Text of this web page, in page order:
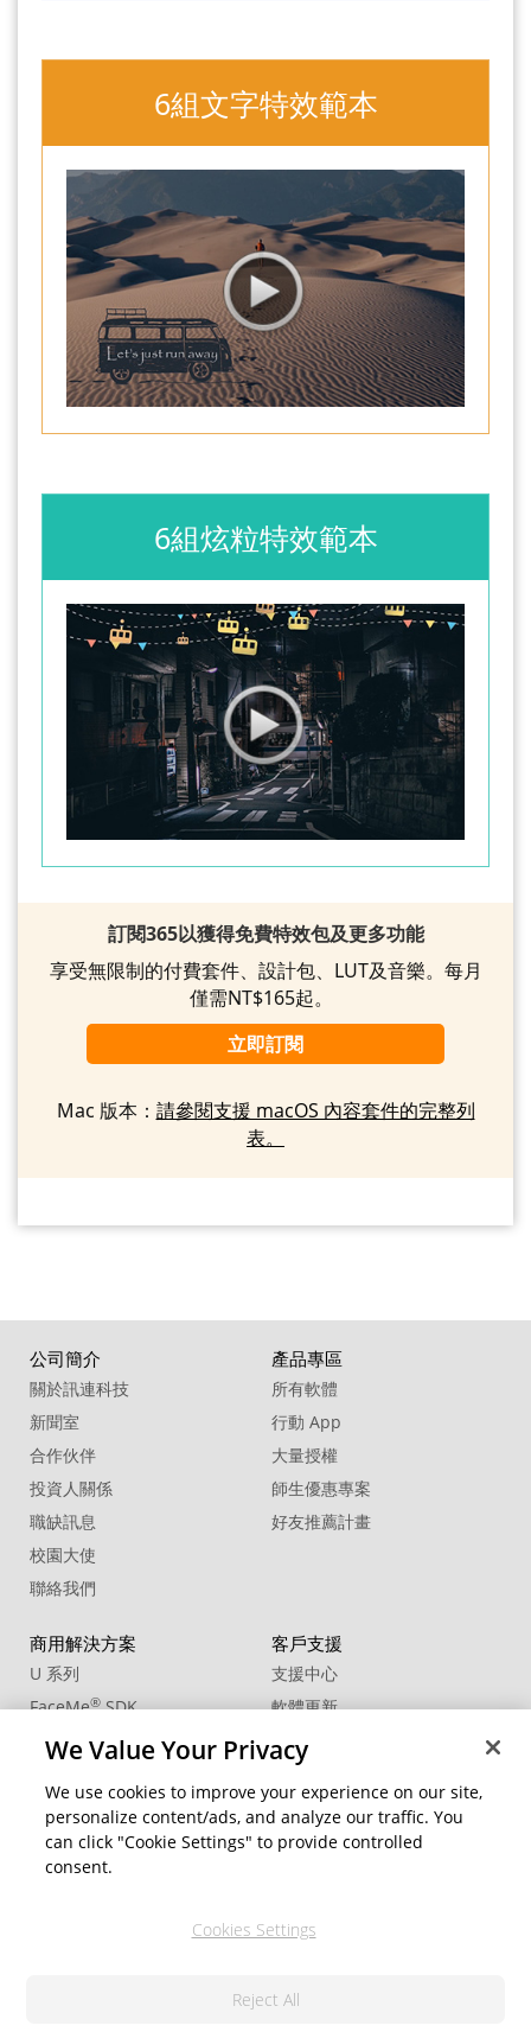
6組文字特效範本
6組炫粒特效範本
訂閱365以獲得免費特效包及更多功能
享受無限制的付費套件、設計包、LUT及音樂。每月
僅需NT$165起。
立即訂閱
Mac 版本： 請參閱支援 macOS 內容套件的完整列
表。
公司簡介
關於訊連科技
新聞室
合作伙伴
投資人關係
職缺訊息
校園大使
聯絡我們
產品專區
所有軟體
行動 App
大量授權
師生優惠專案
好友推薦計畫
商用解決方案
U 系列
FaceMe®SDK
客戶支援
支援中心
軟體更新
CCP國際專業認證
社群資源 變更地區
We Value Your Privacy
We use cookies to improve your experience on our site,
personalize content/ads, and analyze our traffic. You
can click "Cookie Settings" to provide controlled
consent.
Cookies Settings
Reject All